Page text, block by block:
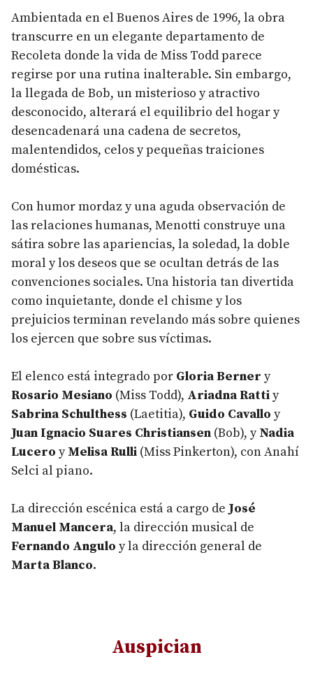
Ambientada en el Buenos Aires de 1996, la obra
transcurre en un elegante departamento de
Recoleta donde la vida de Miss Todd parece
regirse por una rutina inalterable. Sin embargo,
la llegada de Bob, un misterioso y atractivo
desconocido, alterará el equilibrio del hogar y
desencadenará una cadena de secretos,
malentendidos, celos y pequeñas traiciones
domésticas.
Con humor mordaz y una aguda observación de
las relaciones humanas, Menotti construye una
sátira sobre las apariencias, la soledad, la doble
moral y los deseos que se ocultan detrás de las
convenciones sociales. Una historia tan divertida
como inquietante, donde el chisme y los
prejuicios terminan revelando más sobre quienes
los ejercen que sobre sus víctimas.
El elenco está integrado por Gloria Berner y
Rosario Mesiano (Miss Todd), Ariadna Rattiy
Sabrina Schulthess (Laetitia), Guido Cavallo y
Juan Ignacio Suares Christiansen (Bob), yNadia
Lucero yMelisa Rulli (Miss Pinkerton), con Anahí
Selci al piano.
La dirección escénica está a cargo de José
Manuel Mancera, la dirección musical de
Fernando Angulo y la dirección general de
Marta Blanco.
Auspician